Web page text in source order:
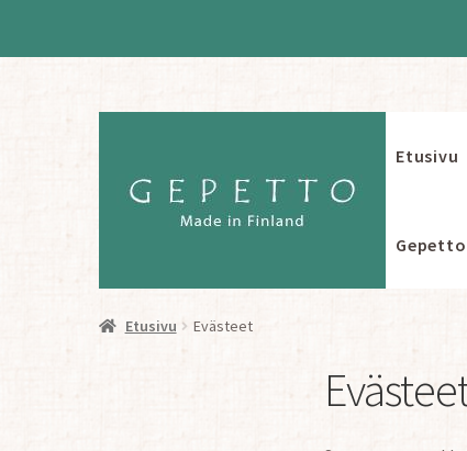
Siirry
Siirry
Etusivu
Etusivu Evästeet